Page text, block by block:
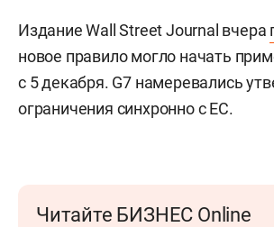
Издание Wall Street Journal вчера
новое правило могло начать
с 5 декабря. G7 намеревались
ограничения синхронно с ЕС.
Читайте БИЗНЕС Online